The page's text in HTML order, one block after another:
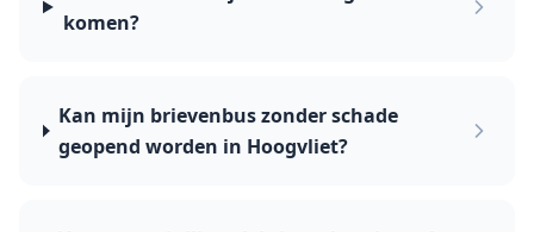
komen?
Kan mijn brievenbus zonder schade
geopend worden in Hoogvliet?